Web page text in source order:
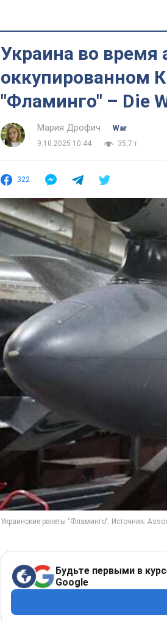
Украина во время
оккупированном
"Фламинго" – Die
Мария Дрофич
War
9.10.2025 10:44
35,7 т.
322
Будьте первыми в
Google